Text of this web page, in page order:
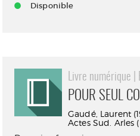
Disponible
Livre numérique |
POUR SEUL
Gaudé, Laurent
Actes Sud. Arles